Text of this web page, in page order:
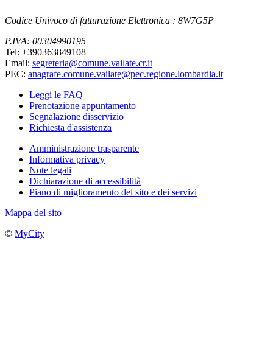
Codice Univoco di fatturazione Elettronica : 8W7G5P
P.IVA: 00304990195
Tel: +390363849108
Email: segreteria@comune.vailate.cr.it
PEC: anagrafe.comune.vailate@pec.regione.lombardia.it
Leggi le FAQ
Prenotazione appuntamento
Segnalazione disservizio
Richiesta d'assistenza
Amministrazione trasparente
Informativa privacy
Note legali
Dichiarazione di accessibilità
Piano di miglioramento del sito e dei servizi
Mappa del sito
© MyCity